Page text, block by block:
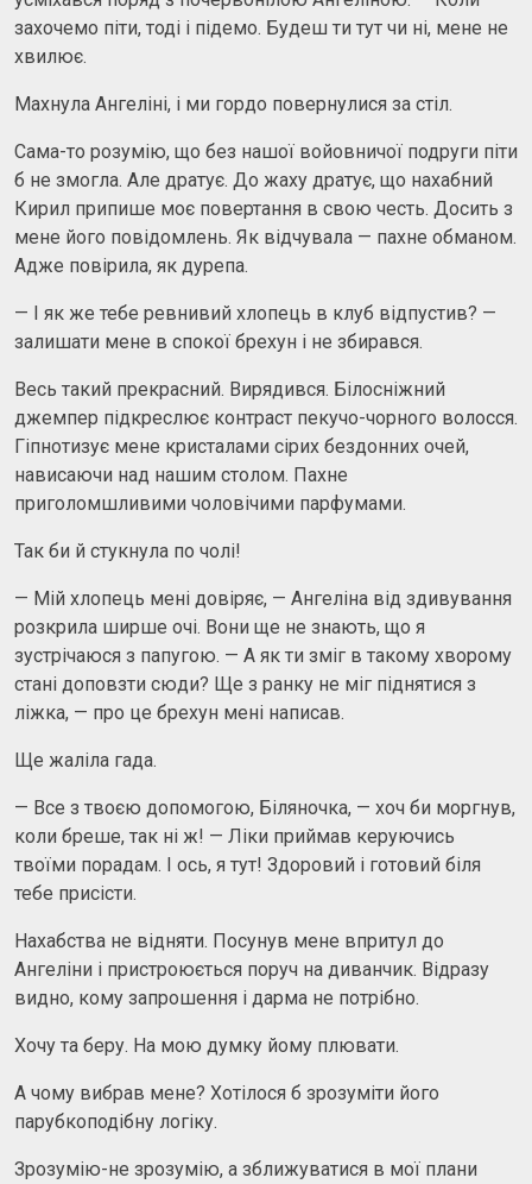
захочемо піти, тоді і підемо. Будеш ти тут чи ні, мене не
хвилює.
Махнула Ангеліні, і ми гордо повернулися за стіл.
Сама-то розумію, що без нашої войовничої подруги піти
б не змогла. Але дратує. До жаху дратує, що нахабний
Кирил припише моє повертання в свою честь. Досить з
мене його повідомлень. Як відчувала — пахне обманом.
Адже повiрила, як дурепа.
— І як же тебе ревнивий хлопець в клуб відпустив? —
залишати мене в спокої брехун і не збирався.
Весь такий прекрасний. Вирядився. Білосніжний
джемпер підкреслює контраст пекучо-чорного волосся.
Гіпнотизує мене кристалами сірих бездонних очей,
нависаючи над нашим столом. Пахне
приголомшливими чоловічими парфумами.
Так би й стукнула по чолі!
— Мій хлопець мені довіряє, — Ангеліна від здивування
розкрила ширше очi. Вони ще не знають, що я
зустрічаюся з папугою. — А як ти зміг в такому хворому
станi доповзти сюди? Ще з ранку не міг піднятися з
ліжка, — про це брехун мені написав.
Ще жаліла гада.
— Все з твоєю допомогою, Біляночка, — хоч би моргнув,
коли бреше, так ні ж! — Ліки приймав керуючись
твоїми порадам. І ось, я тут! Здоровий і готовий біля
тебе присісти.
Нахабства не відняти. Посунув мене впритул до
Ангеліни і пристроюється поруч на диванчик. Відразу
видно, кому запрошення і дарма не потрібно.
Хочу та беру. На мою думку йому плювати.
А чому вибрав мене? Хотілося б зрозуміти його
парубкоподiбну логіку.
Зрозумiю-не зрозумію, а зближуватися в мої плани